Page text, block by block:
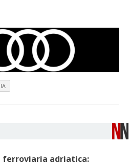
ferroviaria adriatica: